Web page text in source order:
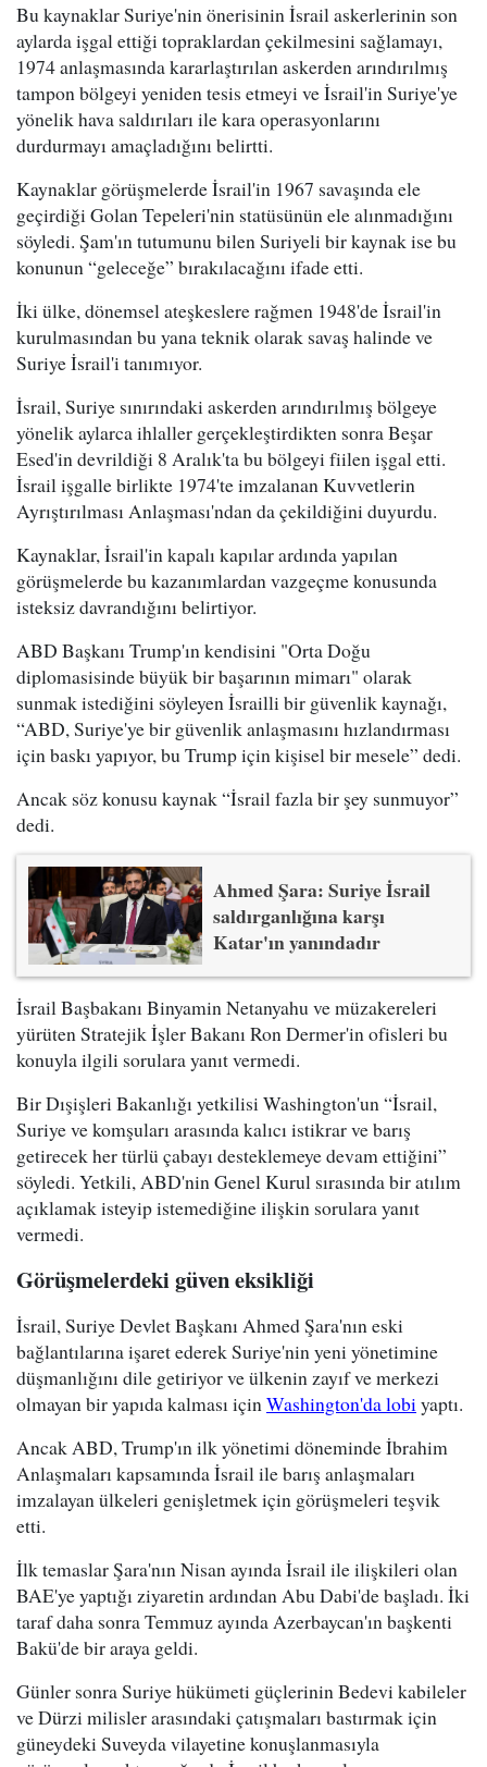
Bu kaynaklar Suriye'nin önerisinin İsrail askerlerinin son
aylarda işgal ettiği topraklardan çekilmesini sağlamayı,
1974 anlaşmasında kararlaştırılan askerden arındırılmış
tampon bölgeyi yeniden tesis etmeyi ve İsrail'in Suriye'ye
yönelik hava saldırıları ile kara operasyonlarını
durdurmayı amaçladığını belirtti.
Kaynaklar görüşmelerde İsrail'in 1967 savaşında ele
geçirdiği Golan Tepeleri'nin statüsünün ele alınmadığını
söyledi. Şam'ın tutumunu bilen Suriyeli bir kaynak ise bu
konunun “geleceğe” bırakılacağını ifade etti.
İki ülke, dönemsel ateşkeslere rağmen 1948'de İsrail'in
kurulmasından bu yana teknik olarak savaş halinde ve
Suriye İsrail'i tanımıyor.
İsrail, Suriye sınırındaki askerden arındırılmış bölgeye
yönelik aylarca ihlaller gerçekleştirdikten sonra Beşar
Esed'in devrildiği 8 Aralık'ta bu bölgeyi fiilen işgal etti.
İsrail işgalle birlikte 1974'te imzalanan Kuvvetlerin
Ayrıştırılması Anlaşması'ndan da çekildiğini duyurdu.
Kaynaklar, İsrail'in kapalı kapılar ardında yapılan
görüşmelerde bu kazanımlardan vazgeçme konusunda
isteksiz davrandığını belirtiyor.
ABD Başkanı Trump'ın kendisini "Orta Doğu
diplomasisinde büyük bir başarının mimarı" olarak
sunmak istediğini söyleyen İsrailli bir güvenlik kaynağı,
“ABD, Suriye'ye bir güvenlik anlaşmasını hızlandırması
için baskı yapıyor, bu Trump için kişisel bir mesele” dedi.
Ancak söz konusu kaynak “İsrail fazla bir şey sunmuyor”
dedi.
Ahmed Şara: Suriye İsrail
saldırganlığına karşı
Katar'ın yanındadır
İsrail Başbakanı Binyamin Netanyahu ve müzakereleri
yürüten Stratejik İşler Bakanı Ron Dermer'in ofisleri bu
konuyla ilgili sorulara yanıt vermedi.
Bir Dışişleri Bakanlığı yetkilisi Washington'un “İsrail,
Suriye ve komşuları arasında kalıcı istikrar ve barış
getirecek her türlü çabayı desteklemeye devam ettiğini”
söyledi. Yetkili, ABD'nin Genel Kurul sırasında bir atılım
açıklamak isteyip istemediğine ilişkin sorulara yanıt
vermedi.
Görüşmelerdeki güven eksikliği
İsrail, Suriye Devlet Başkanı Ahmed Şara'nın eski
bağlantılarına işaret ederek Suriye'nin yeni yönetimine
düşmanlığını dile getiriyor ve ülkenin zayıf ve merkezi
olmayan bir yapıda kalması içinWashington'da lobiyaptı.
Ancak ABD, Trump'ın ilk yönetimi döneminde İbrahim
Anlaşmaları kapsamında İsrail ile barış anlaşmaları
imzalayan ülkeleri genişletmek için görüşmeleri teşvik
etti.
İlk temaslar Şara'nın Nisan ayında İsrail ile ilişkileri olan
BAE'ye yaptığı ziyaretin ardından Abu Dabi'de başladı. İki
taraf daha sonra Temmuz ayında Azerbaycan'ın başkenti
Bakü'de bir araya geldi.
Günler sonra Suriye hükümeti güçlerinin Bedevi kabileler
ve Dürzi milisler arasındaki çatışmaları bastırmak için
güneydeki Suveyda vilayetine konuşlanmasıyla